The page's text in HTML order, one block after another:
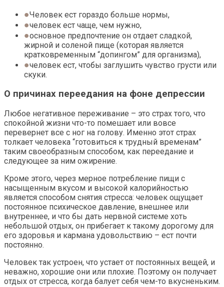
Человек ест гораздо больше нормы,
человек ест чаще, чем нужно,
основное предпочтение он отдает сладкой,
жирной и соленой пище (которая является
кратковременным “допингом” для организма),
человек ест, чтобы заглушить чувство грусти или
скуки.
О причинах переедания на фоне депрессии
Любое негативное переживание – это страх того, что
спокойной жизни что-то помешает или вовсе
перевернет все с ног на голову. Именно этот страх
толкает человека “готовиться к трудный временам”
таким своеобразным способом, как переедание и
следующее за ним ожирение.
Кроме этого, через мерное потребление пищи с
насыщенным вкусом и высокой калорийностью
является способом снятия стресса: человек ощущает
постоянное психическое давление, внешнее или
внутреннее, и что бы дать нервной системе хоть
небольшой отдых, он прибегает к такому дорогому для
его здоровья и кармана удовольствию – ест почти
постоянно.
Человек так устроен, что устает от постоянных вещей, и
неважно, хорошие они или плохие. Поэтому он получает
отдых от стресса, когда балует себя чем-то вкусненьким.